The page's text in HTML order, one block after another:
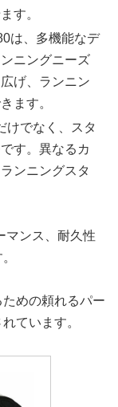
す。
は、多機能なデ
ニングニーズ
げ、ランニン
ます。
けでなく、スタ
す。異なるカ
ンニングスタ
マンス、耐久性
めの頼れるパー
ています。